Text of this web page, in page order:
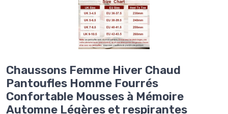
Chaussons Femme Hiver Chaud
Pantoufles Homme Fourrés
Confortable Mousses à Mémoire
Automne Légères et respirantes